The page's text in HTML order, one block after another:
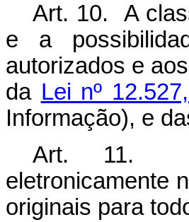
Art. 10. A
e a
autorizados e
da Lei nº
Informação), e
Art. 11.
eletronicamente
originais para